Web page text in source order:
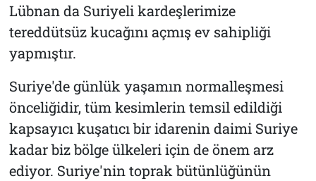
Lübnan da Suriyeli kardeşlerimize
tereddütsüz kucağını açmış ev sahipliği
yapmıştır.
Suriye'de günlük yaşamın normalleşmesi
önceliğidir, tüm kesimlerin temsil edildiği
kapsayıcı kuşatıcı bir idarenin daimi Suriye
kadar biz bölge ülkeleri için de önem arz
ediyor. Suriye'nin toprak bütünlüğünün